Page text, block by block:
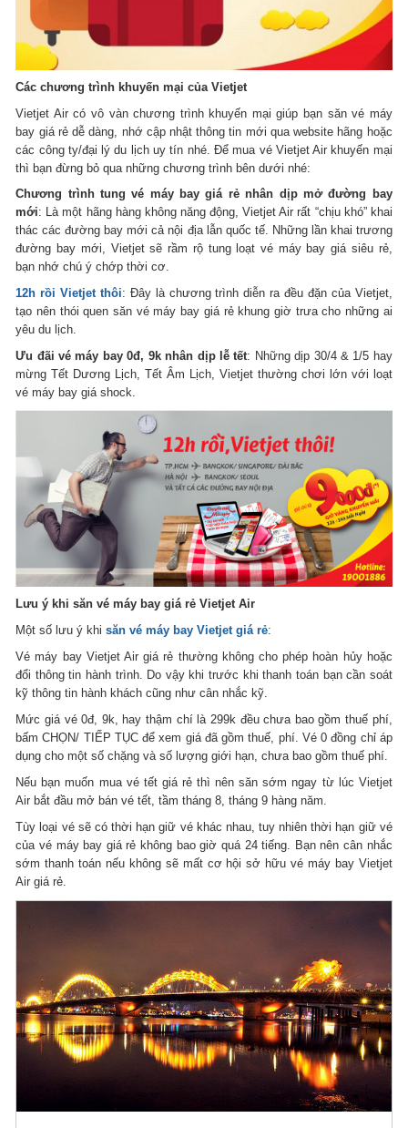
Các chương trình khuyến mại của Vietjet
Vietjet Air có vô vàn chương trình khuyến mại giúp bạn săn vé máy
bay giá rẻ dễ dàng, nhớ cập nhật thông tin mới qua website hãng hoặc
các công ty/đại lý du lịch uy tín nhé. Để mua vé Vietjet Air khuyến mại
thì bạn đừng bỏ qua những chương trình bên dưới nhé:
Chương trình tung vé máy bay giá rẻ nhân dịp mở đường bay
mới: Là một hãng hàng không năng động, Vietjet Air rất “chịu khó” khai
thác các đường bay mới cả nội địa lẫn quốc tế. Những lần khai trương
đường bay mới, Vietjet sẽ rầm rộ tung loạt vé máy bay giá siêu rẻ,
bạn nhớ chú ý chớp thời cơ.
12h rồi Vietjet thôi: Đây là chương trình diễn ra đều đặn của Vietjet,
tạo nên thói quen săn vé máy bay giá rẻ khung giờ trưa cho những ai
yêu du lịch.
Ưu đãi vé máy bay 0đ, 9k nhân dịp lễ tết: Những dịp 30/4 & 1/5 hay
mừng Tết Dương Lịch, Tết Âm Lịch, Vietjet thường chơi lớn với loạt
vé máy bay giá shock.
Lưu ý khi săn vé máy bay giá rẻ Vietjet Air
Một số lưu ý khisăn vé máy bay Vietjet giá rẻ:
Vé máy bay Vietjet Air giá rẻ thường không cho phép hoàn hủy hoặc
đổi thông tin hành trình. Do vậy khi trước khi thanh toán bạn cần soát
kỹ thông tin hành khách cũng như cân nhắc kỹ.
Mức giá vé 0đ, 9k, hay thậm chí là 299k đều chưa bao gồm thuế phí,
bấm CHỌN/ TIẾP TỤC để xem giá đã gồm thuế, phí. Vé 0 đồng chỉ áp
dụng cho một số chặng và số lượng giới hạn, chưa bao gồm thuế phí.
Nếu bạn muốn mua vé tết giá rẻ thì nên săn sớm ngay từ lúc Vietjet
Air bắt đầu mở bán vé tết, tầm tháng 8, tháng 9 hàng năm.
Tùy loại vé sẽ có thời hạn giữ vé khác nhau, tuy nhiên thời hạn giữ vé
của vé máy bay giá rẻ không bao giờ quá 24 tiếng. Bạn nên cân nhắc
sớm thanh toán nếu không sẽ mất cơ hội sở hữu vé máy bay Vietjet
Air giá rẻ.